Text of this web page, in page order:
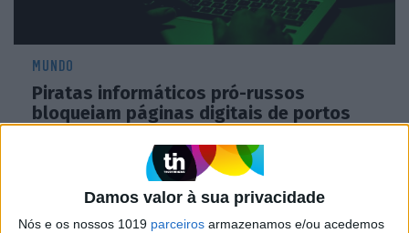
Damos valor à sua privacidade
Nós e os nossos 1019 parceiros armazenamos e/ou acedemos
MUNDO
Piratas informáticos pró-russos
bloqueiam páginas digitais de portos
neerlandeses